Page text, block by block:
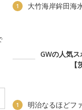
1
大竹海岸鉾田海
GWの人気
【
1 明治なるほどフ